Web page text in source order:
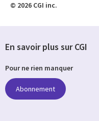
© 2026 CGI inc.
En savoir plus sur CGI
Pour ne rien manquer
Abonnement